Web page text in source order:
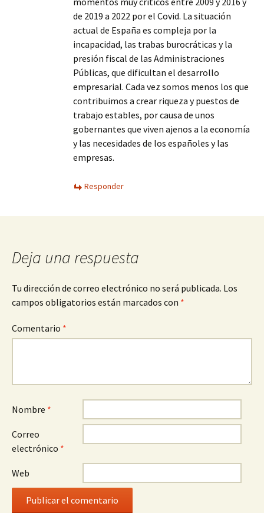
de 2019 a 2022 por el Covid. La situación
actual de España es compleja por la
incapacidad, las trabas burocráticas y la
presión fiscal de las Administraciones
Públicas, que dificultan el desarrollo
empresarial. Cada vez somos menos los que
contribuimos a crear riqueza y puestos de
trabajo estables, por causa de unos
gobernantes que viven ajenos a la economía
y las necesidades de los españoles y las
empresas.
Responder
Deja una respuesta
Tu dirección de correo electrónico no será publicada. Los
campos obligatorios están marcados con *
Comentario *
Nombre *
Correo
electrónico *
Web